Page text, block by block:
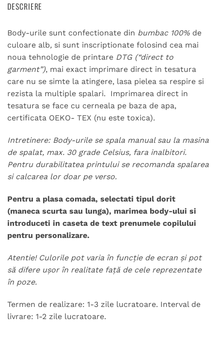
DESCRIERE
Body-urile sunt confectionate din bumbac 100% de
culoare alb, si sunt inscriptionate folosind cea mai
noua tehnologie de printare DTG (“direct to
garment”), mai exact imprimare direct in tesatura
care nu se simte la atingere, lasa pielea sa respire si
rezista la multiple spalari. Imprimarea direct in
tesatura se face cu cerneala pe baza de apa,
certificata OEKO- TEX (nu este toxica).
Intretinere: Body-urile se spala manual sau la masina
de spalat, max. 30 grade Celsius, fara inalbitori.
Pentru durabilitatea printului se recomanda spalarea
si calcarea lor doar pe verso.
Pentru a plasa comada, selectati tipul dorit
(maneca scurta sau lunga), marimea body-ului si
introduceti in caseta de text prenumele copilului
pentru personalizare.
Atentie! Culorile pot varia în funcție de ecran și pot
să difere ușor în realitate față de cele reprezentate
în poze.
Termen de realizare: 1-3 zile lucratoare. Interval de
livrare: 1-2 zile lucratoare.